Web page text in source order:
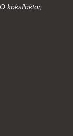
köksfläktar,